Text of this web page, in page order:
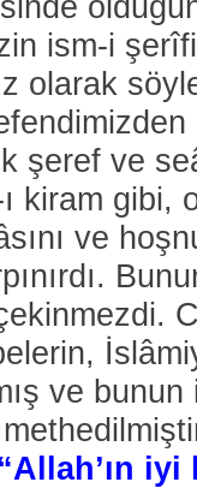
ism-i
olarak
şeref ve
kiram gibi,
ve
ve
“Allah’ın